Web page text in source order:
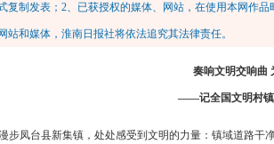
复制发表；2、已获授权的媒体、网站，在使用本网作
网站和媒体，淮南日报社将依法追究其法律责任。
奏响文明交响曲
——记全国文明村镇
步凤台县新集镇，处处感受到文明的力量：镇域道路